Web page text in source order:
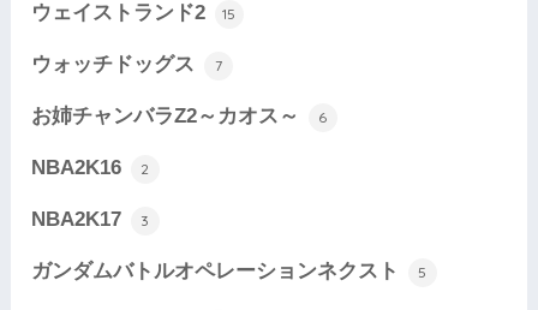
ウェイストランド2 15
ウォッチドッグス 7
お姉チャンバラZ2～カオス～ 6
NBA2K16 2
NBA2K17 3
ガンダムバトルオペレーションネクスト 5